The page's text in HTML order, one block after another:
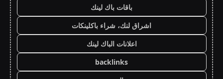
باقات باك لينك
اشراق لنك، شراء باكلينكات
اعلانات الباك لينك
backlinks